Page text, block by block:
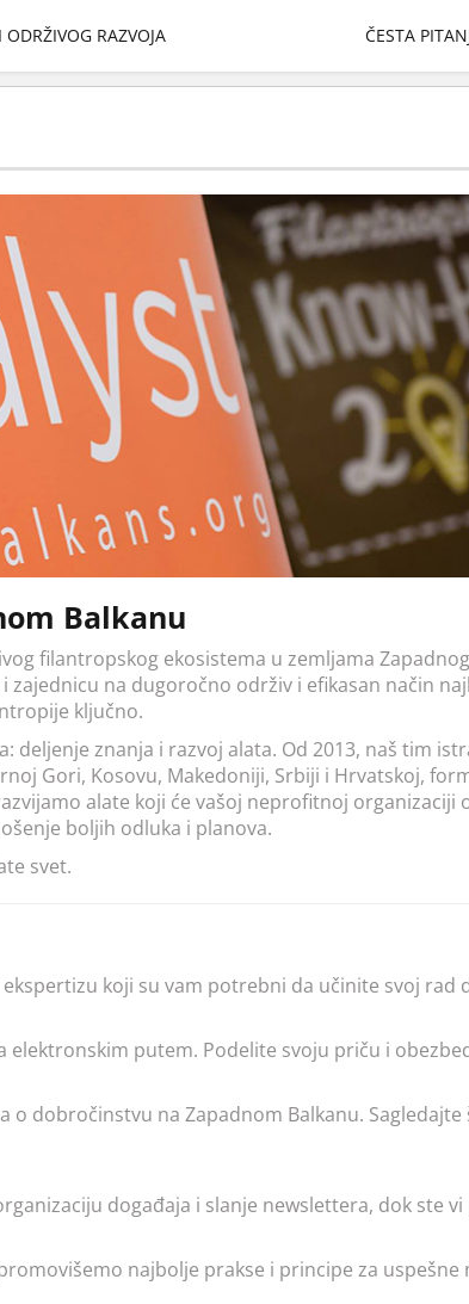
ODRŽIVOG RAZVOJA ČESTA
Balkanu
filantropskog ekosistema u zemljama
na dugoročno održiv i efikasan način
ključno.
znanja i razvoj alata. Od 2013, naš tim
Gori, Kosovu, Makedoniji, Srbiji i Hrvatskoj,
alate koji će vašoj neprofitnoj organizaciji
boljih odluka i planova.
svet.
koji su vam potrebni da učinite svoj rad
putem. Podelite svoju priču i
o dobročinstvu na Zapadnom Balkanu.
događaja i slanje newslettera, dok ste
najbolje prakse i principe za